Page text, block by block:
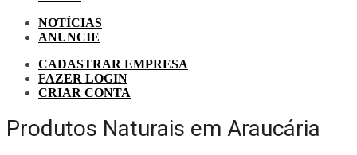
NOTÍCIAS
ANUNCIE
CADASTRAR EMPRESA
FAZER LOGIN
CRIAR CONTA
Produtos Naturais em Araucária